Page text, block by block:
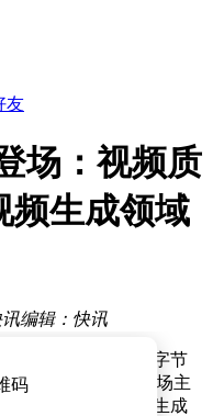
友
场：视频质
频生成领域
编辑：快讯
正在上演。近期，字节
性能，迅速占据市场主
该模型已占据视频生成